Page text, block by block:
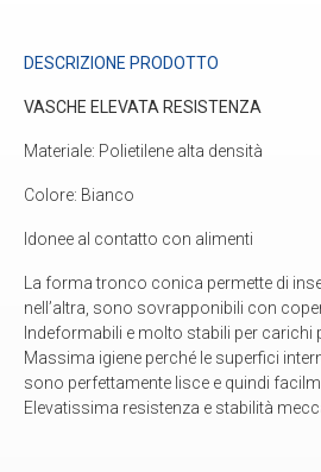
DESCRIZIONE PRODOTTO
VASCHE ELEVATA RESISTENZA
Materiale: Polietilene alta densità
Colore: Bianco
Idonee al contatto con alimenti
La forma tronco conica permette di
nell’altra, sono sovrapponibili con
Indeformabili e molto stabili per carichi
Massima igiene perché le superfici
sono perfettamente lisce e quindi
Elevatissima resistenza e stabilità